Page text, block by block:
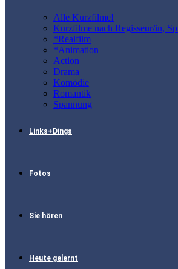
Alle Kurzfilme!
Kurzfilme nach Regisseur/in,
*Realfilm
*Animation
Action
Drama
Komödie
Romantik
Spannung
Links+Dings
Fotos
Sie hören
Heute gelernt